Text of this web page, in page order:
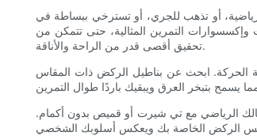
أو تذهب للجري، أو تسترخي ببساطة في
التمرين المثالية، حتى تتمكن من
تحقيق أقصى قدر من الراحة والأناقة.
الحركة. ابحث عن بناطيل الركض ذات المقاس
الرياضي مع تي شيرت أو قميص بدون أكمام.